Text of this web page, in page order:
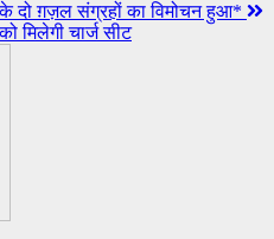
दो ग़ज़ल संग्रहों का विमोचन हुआ*
मिलेगी चार्ज सीट